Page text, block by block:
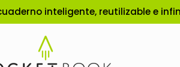
inteligente, reutilizable e